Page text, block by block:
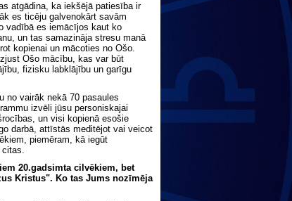
atgādina, ka iekšējā patiesība ir
es ticēju galvenokārt savām
vadībā es iemācījos kaut ko
un tas samazināja stresu manā
kopienai un mācoties no Ošo.
Ošo mācību, kas var būt
fizisku labklājību un garīgu
no vairāk nekā 70 pasaules
izvēli jūsu personiskajai
un visi kopienā esošie
darbā, attīstās meditējot vai veicot
piemēram, kā iegūt
citas.
20.gadsimta cilvēkiem, bet
Kristus". Ko tas Jums nozīmēja